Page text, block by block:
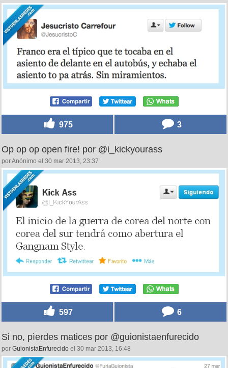
975 3
Op op op open fire! por @i_kickyourass
por Anónimo el 30 mar 2013, 23:37
597 6
Si no, pìerdes matices por @guionistaenfurecido
por GuionistaEnfurecido el 30 mar 2013, 16:48